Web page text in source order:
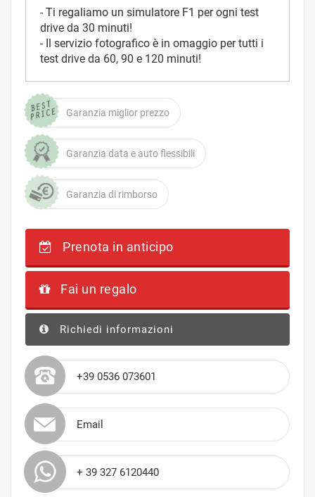
- Ti regaliamo un simulatore F1 per ogni test
drive da 30 minuti!
- Il servizio fotografico è in omaggio per tutti i
test drive da 60, 90 e 120 minuti!
Garanzia miglior prezzo
Garanzia data e auto flessibili
Garanzia di rimborso
Prenota in anticipo
Fai un regalo
Richiedi informazioni
+39 0536 073601
Email
+ 39 327 6120440